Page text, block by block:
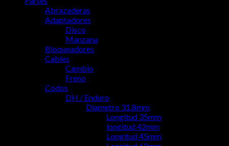
Abrazaderas
Adaptadores
Disco
Manzana
Bloqueadores
Cables
Cambio
Freno
Codos
DH / Enduro
Diametro 31.8mm
Longitud 35mm
longitud 42mm
Longitud 45mm